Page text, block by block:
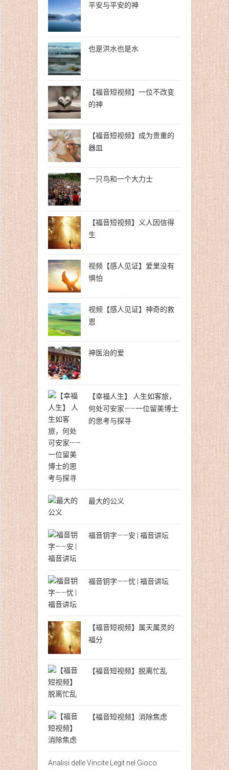
平安与平安的神
也是洪水也是水
【福音短视频】一位不改变
的神
【福音短视频】成为贵重的
器皿
一只鸟和一个大力士
【福音短视频】义人因信得
生
视频【感人见证】爱里没有
惧怕
视频【感人见证】神奇的救
恩
神医治的爱
【幸福人生】 人生如客旅，
何处可安家——一位留美博士
的思考与探寻
最大的公义
福音钥字——安 | 福音讲坛
福音钥字——忧 | 福音讲坛
【福音短视频】属天属灵的
福分
【福音短视频】脱离忙乱
【福音短视频】消除焦虑
Analisi delle Vincite Legit nel Gioco